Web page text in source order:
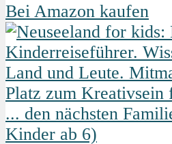
Bei Amazon kaufen